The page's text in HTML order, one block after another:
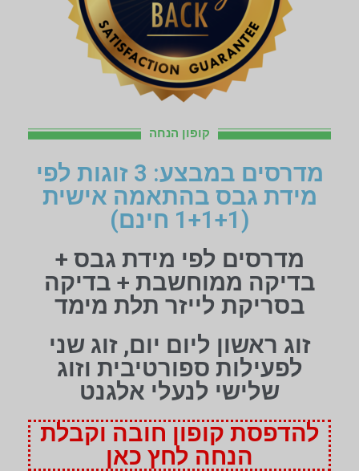
קופון הנחה
מדרסים במבצע: 3 זוגות לפי
מידת גבס בהתאמה אישית
(1+1+1 חינם)
מדרסים לפי מידת גבס +
בדיקה ממוחשבת + בדיקה
בסריקת לייזר תלת מימד
זוג ראשון ליום יום, זוג שני
לפעילות ספורטיבית וזוג
שלישי לנעלי אלגנט
להדפסת קופון חובה וקבלת
הנחה לחץ כאן